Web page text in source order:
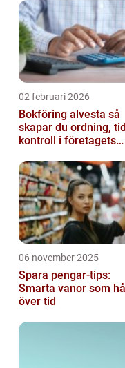
02 februari 2026
Bokföring alvesta så
skapar du ordning,
kontroll i företagets
06 november 2025
Spara pengar-tips:
Smarta vanor som
över tid